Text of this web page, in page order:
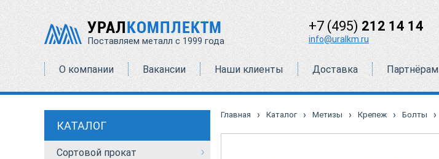
УРАЛКОМПЛЕКТМ
Поставляем металл с 1999 года
+7 (495) 212 14 14
info@uralkm.ru
О компании Вакансии Наши клиенты Доставка Партнёрам
КАТАЛОГ
Сортовой прокат
Главная › Каталог › Метизы › Крепеж › Болты ›